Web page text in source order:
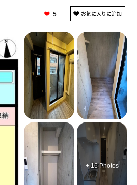
5
+ 16 Photos